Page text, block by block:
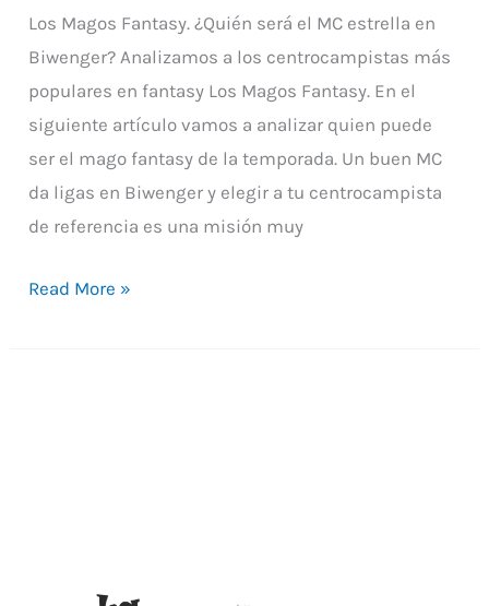
Los Magos Fantasy. ¿Quién será el MC estrella en
Biwenger? Analizamos a los centrocampistas más
populares en fantasy Los Magos Fantasy. En el
siguiente artículo vamos a analizar quien puede
ser el mago fantasy de la temporada. Un buen MC
da ligas en Biwenger y elegir a tu centrocampista
de referencia es una misión muy
Read More »